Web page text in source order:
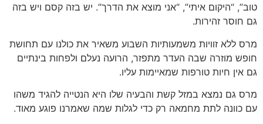
טוב”, “היקום איתי”, “אני מוצא את הדרך”. יש בזה קסם ויש בזה
גם חוסר זהירות.
מרס ללא זוויות משמעותיות השבוע משאיר את כולנו עם תחושת
חופש מוזרה שבה העדר מתפזר, הרועה נעלם ולפחות בינתיים
גם אין חיות טורפות שמאיימות עליו.
מרס גם נמצא במזל קשת והבעיה שלו היא הנטייה להגיד משהו
עם כוונה לתת מחמאה רק כדי לגלות שמה שאמרנו פוגע מאוד.